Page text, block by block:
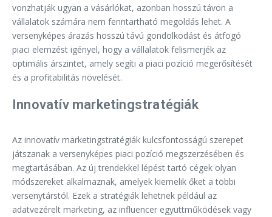
vonzhatják ugyan a vásárlókat, azonban hosszú távon a
vállalatok számára nem fenntartható megoldás lehet. A
versenyképes árazás hosszú távú gondolkodást és átfogó
piaci elemzést igényel, hogy a vállalatok felismerjék az
optimális árszintet, amely segíti a piaci pozíció megerősítését
és a profitabilitás növelését.
Innovatív marketingstratégiák
Az innovatív marketingstratégiák kulcsfontosságú szerepet
játszanak a versenyképes piaci pozíció megszerzésében és
megtartásában. Az új trendekkel lépést tartó cégek olyan
módszereket alkalmaznak, amelyek kiemelik őket a többi
versenytárstól. Ezek a stratégiák lehetnek például az
adatvezérelt marketing, az influencer együttműködések vagy